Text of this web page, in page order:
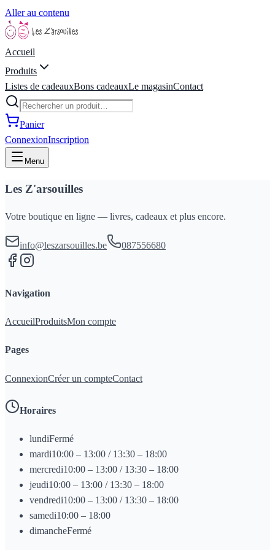
Aller au contenu
Accueil
Produits
Listes de cadeauxBons cadeauxLe magasinContact
Panier
ConnexionInscription
Menu
Les Z'arsouilles
Votre boutique en ligne — livres, cadeaux et plus encore.
info@leszarsouilles.be 087556680
Navigation
AccueilProduitsMon compte
Pages
ConnexionCréer un compteContact
Horaires
lundiFermé
mardi10:00 – 13:00 / 13:30 – 18:00
mercredi10:00 – 13:00 / 13:30 – 18:00
jeudi10:00 – 13:00 / 13:30 – 18:00
vendredi10:00 – 13:00 / 13:30 – 18:00
samedi10:00 – 18:00
dimancheFermé